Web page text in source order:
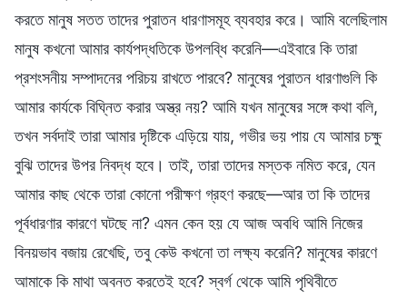
করতে মানুষ সতত তাদের পুরাতন ধারণাসমূহ ব্যবহার করে। আমি বলেছিলাম
মানুষ কখনো আমার কার্যপদ্ধতিকে উপলব্ধি করেনি—এইবারে কি তারা
প্রশংসনীয় সম্পাদনের পরিচয় রাখতে পারবে? মানুষের পুরাতন ধারণাগুলি কি
আমার কার্যকে বিঘ্নিত করার অস্ত্র নয়? আমি যখন মানুষের সঙ্গে কথা বলি,
তখন সর্বদাই তারা আমার দৃষ্টিকে এড়িয়ে যায়, গভীর ভয় পায় যে আমার চক্ষু
বুঝি তাদের উপর নিবদ্ধ হবে। তাই, তারা তাদের মস্তক নমিত করে, যেন
আমার কাছ থেকে তারা কোনো পরীক্ষণ গ্রহণ করছে—আর তা কি তাদের
পূর্বধারণার কারণে ঘটছে না? এমন কেন হয় যে আজ অবধি আমি নিজের
বিনয়ভাব বজায় রেখেছি, তবু কেউ কখনো তা লক্ষ্য করেনি? মানুষের কারণে
আমাকে কি মাথা অবনত করতেই হবে? স্বর্গ থেকে আমি পৃথিবীতে